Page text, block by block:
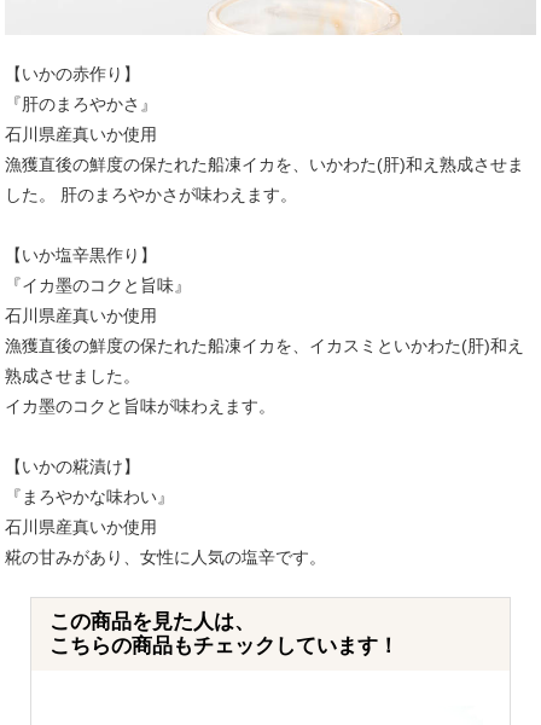
【いかの赤作り】
『肝のまろやかさ』
石川県産真いか使用
漁獲直後の鮮度の保たれた船凍イカを、いかわた(肝)和え熟成させま
した。 肝のまろやかさが味わえます。
【いか塩辛黒作り】
『イカ墨のコクと旨味』
石川県産真いか使用
漁獲直後の鮮度の保たれた船凍イカを、イカスミといかわた(肝)和え
熟成させました。
イカ墨のコクと旨味が味わえます。
【いかの糀漬け】
『まろやかな味わい』
石川県産真いか使用
糀の甘みがあり、女性に人気の塩辛です。
この商品を見た人は、
こちらの商品もチェックしています！